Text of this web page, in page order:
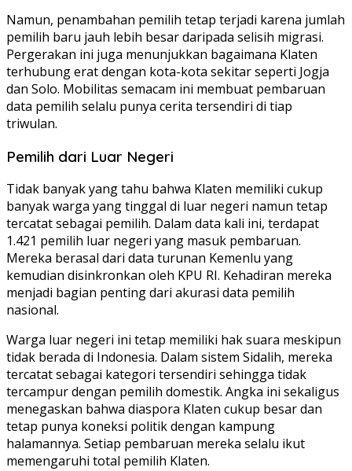
Namun, penambahan pemilih tetap terjadi karena jumlah
pemilih baru jauh lebih besar daripada selisih migrasi.
Pergerakan ini juga menunjukkan bagaimana Klaten
terhubung erat dengan kota-kota sekitar seperti Jogja
dan Solo. Mobilitas semacam ini membuat pembaruan
data pemilih selalu punya cerita tersendiri di tiap
triwulan.
Pemilih dari Luar Negeri
Tidak banyak yang tahu bahwa Klaten memiliki cukup
banyak warga yang tinggal di luar negeri namun tetap
tercatat sebagai pemilih. Dalam data kali ini, terdapat
1.421 pemilih luar negeri yang masuk pembaruan.
Mereka berasal dari data turunan Kemenlu yang
kemudian disinkronkan oleh KPU RI. Kehadiran mereka
menjadi bagian penting dari akurasi data pemilih
nasional.
Warga luar negeri ini tetap memiliki hak suara meskipun
tidak berada di Indonesia. Dalam sistem Sidalih, mereka
tercatat sebagai kategori tersendiri sehingga tidak
tercampur dengan pemilih domestik. Angka ini sekaligus
menegaskan bahwa diaspora Klaten cukup besar dan
tetap punya koneksi politik dengan kampung
halamannya. Setiap pembaruan mereka selalu ikut
memengaruhi total pemilih Klaten.